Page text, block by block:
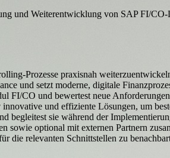
und Weiterentwicklung von SAP FI/
praxisnah
und setzt moderne, digitale
FI/CO und bewertest neue
und effiziente Lösungen, um
begleitest sie während der
sowie optional mit externen Partnern
die relevanten Schnittstellen zu